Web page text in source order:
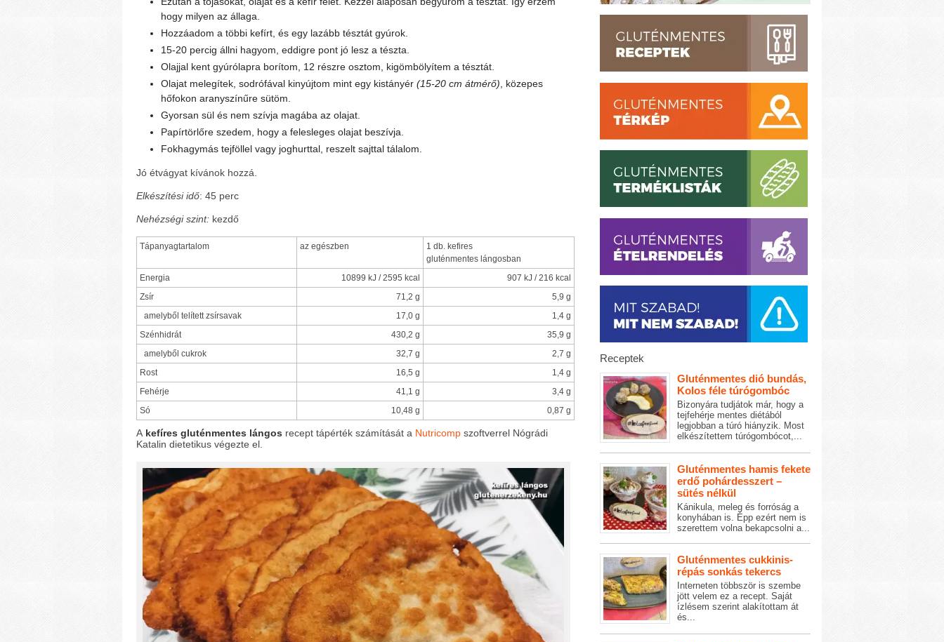
hogy milyen az állaga.
Hozzáadom a többi kefírt, és egy lazább tésztát gyúrok.
15-20 percig állni hagyom, eddigre pont jó lesz a tészta.
Olajjal kent gyúrólapra borítom, 12 részre osztom, kigömbölyítem a tésztát.
Olajat melegítek, sodrófával kinyújtom mint egy kistányér (15-20 cm átmérő), közepes
hőfokon aranyszínűre sütöm.
Gyorsan sül és nem szívja magába az olajat.
Papírtörlőre szedem, hogy a felesleges olajat beszívja.
Fokhagymás tejföllel vagy joghurttal, reszelt sajttal tálalom.
Jó étvágyat kívánok hozzá.
Elkészítési idő: 45 perc
Nehézségi szint: kezdő
Tápanyagtartalom az egészben
1 db. kefires
gluténmentes lángosban
Energia
10899 kJ / 2595 kcal
907 kJ / 216 kcal
Zsír
71,2 g
5,9 g
amelyből telített zsírsavak
17,0 g
1,4 g
Szénhidrát
430,2 g
35,9 g
amelyből cukrok
32,7 g
2,7 g
Rost
16,5 g
1,4 g
Fehérje
41,1 g
3,4 g
Só
10,48 g 0,87 g
A kefíres gluténmentes lángos recept tápérték számítását a Nutricomp szoftverrel Nógrádi
Katalin dietetikus végezte el.
Receptek
Gluténmentes dió bundás,
Kolos féle túrógombóc
Bizonyára tudjátok már, hogy a
tejfehérje mentes diétából
legjobban a túró hiányzik. Most
elkészítettem túrógombócot,...
Gluténmentes hamis fekete
erdő pohárdesszert –
sütés nélkül
Kánikula, meleg és forróság a
konyhában is. Épp ezért nem is
szerettem volna bekapcsolni a...
Gluténmentes cukkinis-
répás sonkás tekercs
Interneten többször is szembe
jött velem ez a recept. Saját
ízlésem szerint alakítottam át
és...